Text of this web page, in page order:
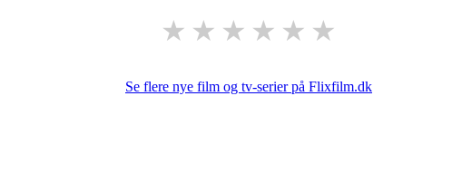
★ ★ ★ ★ ★ ★
Se flere nye film og tv-serier på Flixfilm.dk